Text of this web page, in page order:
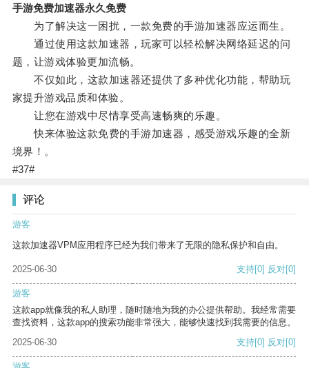
手游免费加速器永久免费
为了解决这一困扰，一款免费的手游加速器应运而生。
通过使用这款加速器，玩家可以轻松解决网络延迟的问
题，让游戏体验更加流畅。
不仅如此，这款加速器还提供了多种优化功能，帮助玩
家提升游戏品质和体验。
让您在游戏中尽情享受高速畅爽的乐趣。
快来体验这款免费的手游加速器，感受游戏乐趣的全新
境界！。
#37#
评论
游客
这款加速器VPM应用程序已经为我们带来了无限的隐私保护和自由。
2025-06-30 支持[0] 反对[0]
游客
这款app就像我的私人助理，随时随地为我的办公提供帮助。我经常需要
查找资料，这款app的搜索功能非常强大，能够快速找到我需要的信息。
2025-06-30
支持[0] 反对[0]